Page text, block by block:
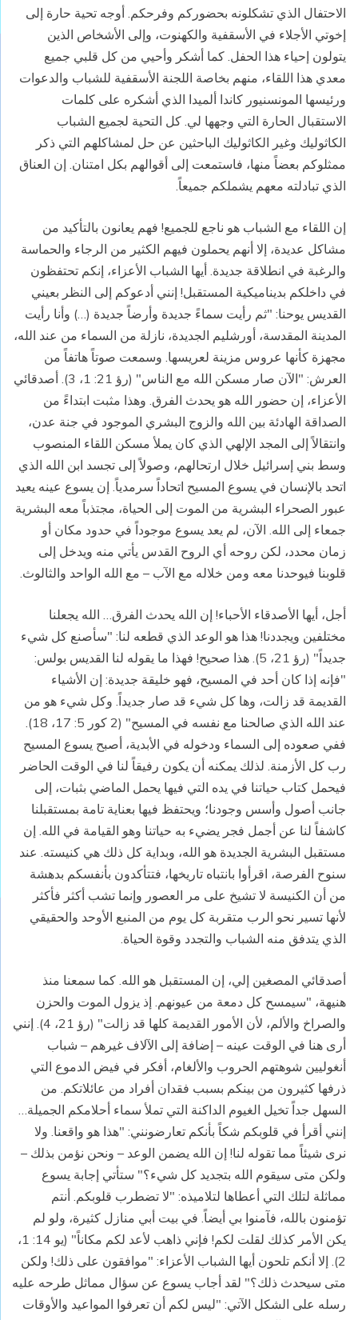
الاحتفال الذي تشكلونه بحضوركم وفرحكم. أوجه تحية حارة إلى
إخوتي الأجلاء في الأسقفية والكهنوت، وإلى الأشخاص الذين
يتولون إحياء هذا الحفل. كما أشكر وأحيي من كل قلبي جميع
معدي هذا اللقاء، منهم بخاصة اللجنة الأسقفية للشباب والدعوات
ورئيسها المونسنيور كاندا ألميدا الذي أشكره على كلمات
الاستقبال الحارة التي وجهها لي. كل التحية لجميع الشباب
الكاثوليك وغير الكاثوليك الباحثين عن حل لمشاكلهم التي ذكر
ممثلوكم بعضاً منها، فاستمعت إلى أقوالهم بكل امتنان. إن العناق
الذي تبادلته معهم يشملكم جميعاً.
إن اللقاء مع الشباب هو ناجع للجميع! فهم يعانون بالتأكيد من
مشاكل عديدة، إلا أنهم يحملون فيهم الكثير من الرجاء والحماسة
والرغبة في انطلاقة جديدة. أيها الشباب الأعزاء، إنكم تحتفظون
في داخلكم بديناميكية المستقبل! إنني أدعوكم إلى النظر بعيني
القديس يوحنا: "ثم رأيت سماءً جديدة وأرضاً جديدة (…) وأنا رأيت
المدينة المقدسة، أورشليم الجديدة، نازلة من السماء من عند الله،
مجهزة كأنها عروس مزينة لعريسها. وسمعت صوتاً هاتفاً من
العرش: "الآن صار مسكن الله مع الناس" (رؤ 21: 1، 3). أصدقائي
الأعزاء، إن حضور الله هو يحدث الفرق. وهذا مثبت ابتداءً من
الصداقة الهادئة بين الله والزوج البشري الموجود في جنة عدن،
وانتقالاً إلى المجد الإلهي الذي كان يملأ مسكن اللقاء المنصوب
وسط بني إسرائيل خلال ارتحالهم، وصولاً إلى تجسد ابن الله الذي
اتحد بالإنسان في يسوع المسيح اتحاداً سرمدياً. إن يسوع عينه يعيد
عبور الصحراء البشرية من الموت إلى الحياة، مجتذباً معه البشرية
جمعاء إلى الله. الآن، لم يعد يسوع موجوداً في حدود مكان أو
زمان محدد، لكن روحه أي الروح القدس يأتي منه ويدخل إلى
قلوبنا فيوحدنا معه ومن خلاله مع الآب – مع الله الواحد والثالوث.
أجل، أيها الأصدقاء الأحباء! إن الله يحدث الفرق… الله يجعلنا
مختلفين ويجددنا! هذا هو الوعد الذي قطعه لنا: "سأصنع كل شيء
جديداً" (رؤ 21، 5). هذا صحيح! فهذا ما يقوله لنا القديس بولس:
"فإنه إذا كان أحد في المسيح، فهو خليقة جديدة: إن الأشياء
القديمة قد زالت، وها كل شيء قد صار جديداً. وكل شيء هو من
عند الله الذي صالحنا مع نفسه في المسيح" (2 كور 5: 17، 18).
ففي صعوده إلى السماء ودخوله في الأبدية، أصبح يسوع المسيح
رب كل الأزمنة. لذلك يمكنه أن يكون رفيقاً لنا في الوقت الحاضر
فيحمل كتاب حياتنا في يده التي فيها يحمل الماضي بثبات، إلى
جانب أصول وأسس وجودنا؛ ويحتفظ فيها بعناية تامة بمستقبلنا
كاشفاً لنا عن أجمل فجر يضيء به حياتنا وهو القيامة في الله. إن
مستقبل البشرية الجديدة هو الله، وبداية كل ذلك هي كنيسته. عند
سنوح الفرصة، اقرأوا بانتباه تاريخها، فتتأكدون بأنفسكم بدهشة
من أن الكنيسة لا تشيخ على مر العصور وإنما تشب أكثر فأكثر
لأنها تسير نحو الرب متقربة كل يوم من المنبع الأوحد والحقيقي
الذي يتدفق منه الشباب والتجدد وقوة الحياة.
أصدقائي المصغين إلي، إن المستقبل هو الله. كما سمعنا منذ
هنيهة، "سيمسح كل دمعة من عيونهم. إذ يزول الموت والحزن
والصراخ والألم، لأن الأمور القديمة كلها قد زالت" (رؤ 21، 4). إنني
أرى هنا في الوقت عينه – إضافة إلى الآلاف غيرهم – شباب
أنغوليين شوهتهم الحروب والألغام، أفكر في فيض الدموع التي
ذرفها كثيرون من بينكم بسبب فقدان أفراد من عائلاتكم. من
السهل جداً تخيل الغيوم الداكنة التي تملأ سماء أحلامكم الجميلة…
إنني أقرأ في قلوبكم شكاً بأنكم تعارضونني: "هذا هو واقعنا. ولا
نرى شيئاً مما تقوله لنا! إن الله يضمن الوعد – ونحن نؤمن بذلك –
ولكن متى سيقوم الله بتجديد كل شيء؟" ستأتي إجابة يسوع
مماثلة لتلك التي أعطاها لتلاميذه: "لا تضطرب قلوبكم. أنتم
تؤمنون بالله، فآمنوا بي أيضاً. في بيت أبي منازل كثيرة، ولو لم
يكن الأمر كذلك لقلت لكم! فإني ذاهب لأعد لكم مكاناً" (يو 14: 1،
2). إلا أنكم تلحون أيها الشباب الأعزاء: "موافقون على ذلك! ولكن
متى سيحدث ذلك؟" لقد أجاب يسوع عن سؤال مماثل طرحه عليه
رسله على الشكل الآتي: "ليس لكم أن تعرفوا المواعيد والأوقات